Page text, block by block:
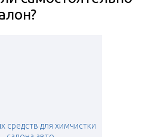
средств для химчистки